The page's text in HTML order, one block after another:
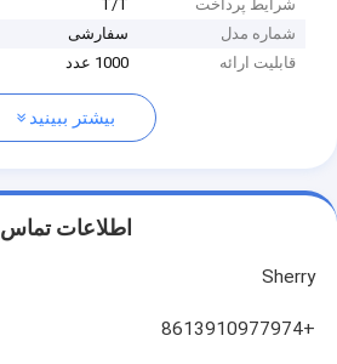
شرایط پرداخت
T/T
شماره مدل
سفارشی
قابلیت ارائه
1000 عدد
بیشتر ببینید
اطلاعات تماس
Sherry
+8613910977974